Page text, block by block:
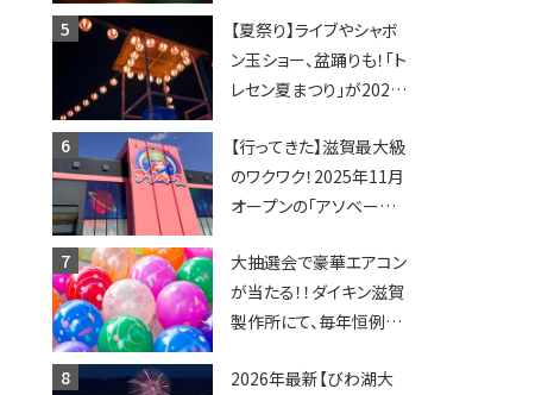
マーケットも登場♪
【夏祭り】ライブやシャボ
ン玉ショー、盆踊りも！「ト
レセン夏まつり」が2026
【行ってきた】滋賀最大級
のワクワク！2025年11月
オープンの「アソベース
レーンゲームで青果や日
用品までゲットできる新
スポット！
大抽選会で豪華エアコン
が当たる！！ダイキン滋賀
製作所にて、毎年恒例
日】
2026年最新【びわ湖大